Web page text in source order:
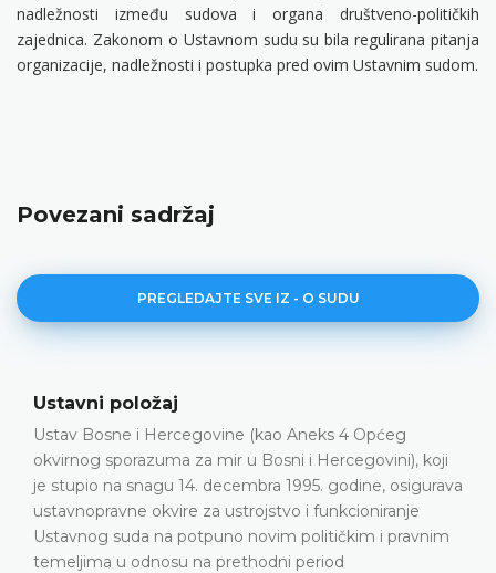
nadležnosti između sudova i organa društveno-političkih
zajednica. Zakonom o Ustavnom sudu su bila regulirana pitanja
organizacije, nadležnosti i postupka pred ovim Ustavnim sudom.
Povezani sadržaj
PREGLEDAJTE SVE IZ - O SUDU
Ustavni položaj
Ustav Bosne i Hercegovine (kao Aneks 4 Općeg
okvirnog sporazuma za mir u Bosni i Hercegovini), koji
je stupio na snagu 14. decembra 1995. godine, osigurava
ustavnopravne okvire za ustrojstvo i funkcioniranje
Ustavnog suda na potpuno novim političkim i pravnim
temeljima u odnosu na prethodni period